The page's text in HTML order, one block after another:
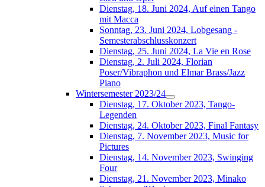
Dienstag, 18. Juni 2024, Auf einen Tango
mit Macca
Sonntag, 23. Juni 2024, Lobgesang -
Semesterabschlusskonzert
Dienstag, 25. Juni 2024, La Vie en Rose
Dienstag, 2. Juli 2024, Florian
Poser/Vibraphon und Elmar Brass/Jazz
Piano
Wintersemester 2023/24
Dienstag, 17. Oktober 2023, Tango-
Legenden
Dienstag, 24. Oktober 2023, Final Fantasy
Dienstag, 7. November 2023, Music for
Pictures
Dienstag, 14. November 2023, Swinging
Four
Dienstag, 21. November 2023, Minako